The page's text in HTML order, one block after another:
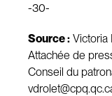
-30-
Source : Victoria
Attachée de
Conseil du